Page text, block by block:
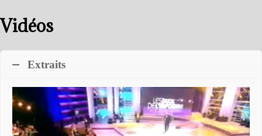
Vidéos
Extraits